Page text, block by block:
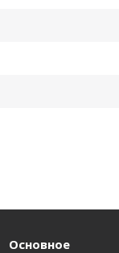
Основное